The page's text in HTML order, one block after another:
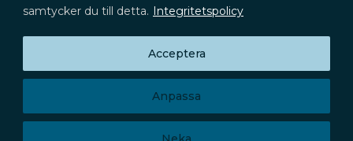
samtycker du till detta. Integritetspolicy
Anpassa
Acceptera
Prenumerera på press­meddelanden,
rapporter och aktieinformation
Signalistgatan 9
Privacy Policy